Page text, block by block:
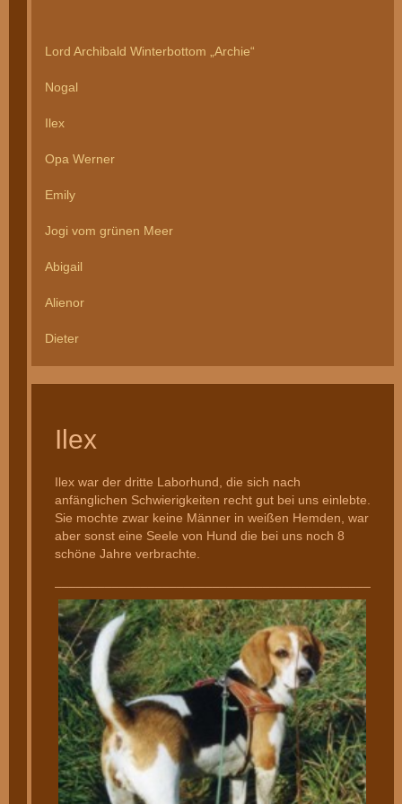
Lord Archibald Winterbottom „Archie“
Nogal
Ilex
Opa Werner
Emily
Jogi vom grünen Meer
Abigail
Alienor
Dieter
Ilex
Ilex war der dritte Laborhund, die sich nach
anfänglichen Schwierigkeiten recht gut bei uns einlebte.
Sie mochte zwar keine Männer in weißen Hemden, war
aber sonst eine Seele von Hund die bei uns noch 8
schöne Jahre verbrachte.